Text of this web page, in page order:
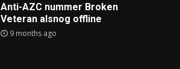
Anti-AZC nummer Broken
Veteran alsnog offline
9 months ago